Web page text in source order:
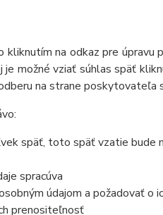
na odkaz pre úpravu
možné vziať súhlas späť
na strane poskytovateľa
späť, toto späť vzatie bude
spracúva
údajom a požadovať o
prenositeľnosť